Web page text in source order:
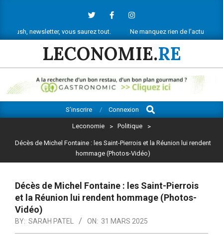
content
newsletter, vous saurez tout. Ne manquez rien de l’actu économique
LECONOMIE.RE
Navigation
S’inscrire Connexion
Search
Leconomie > Politique >
Décès de Michel Fontaine : les Saint-Pierrois et la Réunion lui rendent
hommage (Photos-Vidéo)
Décès de Michel Fontaine : les Saint-Pierrois
et la Réunion lui rendent hommage (Photos-
Vidéo)
BY: SARAH PATEL ON: 31 MARS 2025